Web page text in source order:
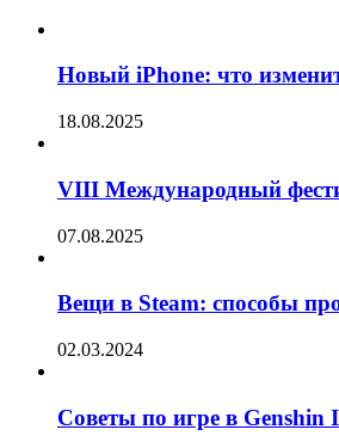
Новый iPhone: что
18.08.2025
VIII Международный
07.08.2025
Вещи в Steam: способы
02.03.2024
Советы по игре в Genshin